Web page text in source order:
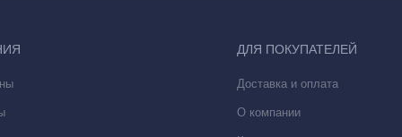
ДЛЯ ПОКУПАТЕЛЕЙ
Доставка и оплата
О компании